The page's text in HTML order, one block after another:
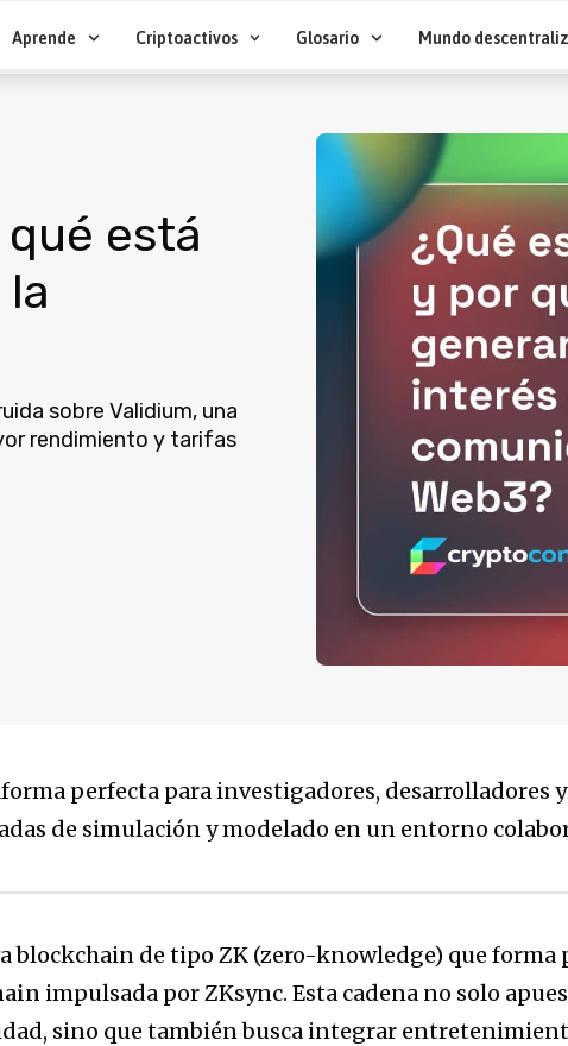
Aprende Criptoactivos Glosario Mundo
está
sobre Validium, una
rendimiento y tarifas
perfecta para investigadores, desarrolladores
de simulación y modelado en un entorno
blockchain de tipo ZK (zero-knowledge) que forma
impulsada por ZKsync. Esta cadena no solo
sino que también busca integrar